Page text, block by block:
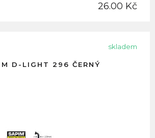
26.00 Kč
skladem
D-LIGHT 296 ČERNÝ